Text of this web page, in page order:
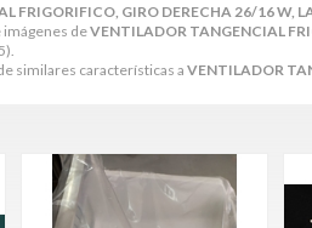
FRIGORIFICO, GIRO DERECHA 26/16 W,
deVENTILADOR TANGENCIAL
similares características a VENTILADOR